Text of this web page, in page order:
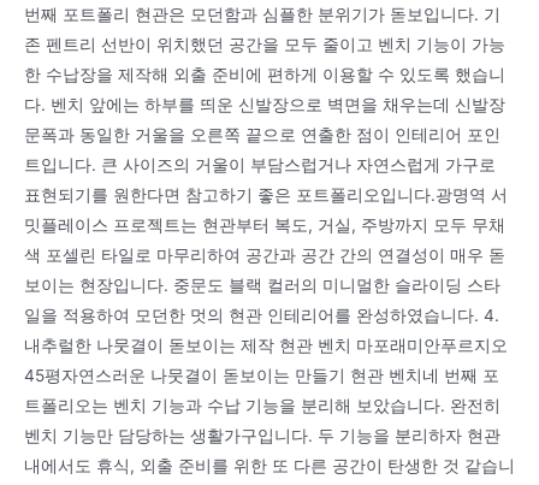
번째 포트폴리 현관은 모던함과 심플한 분위기가 돋보입니다. 기
존 펜트리 선반이 위치했던 공간을 모두 줄이고 벤치 기능이 가능
한 수납장을 제작해 외출 준비에 편하게 이용할 수 있도록 했습니
다. 벤치 앞에는 하부를 띄운 신발장으로 벽면을 채우는데 신발장
문폭과 동일한 거울을 오른쪽 끝으로 연출한 점이 인테리어 포인
트입니다. 큰 사이즈의 거울이 부담스럽거나 자연스럽게 가구로
표현되기를 원한다면 참고하기 좋은 포트폴리오입니다.광명역 서
밋플레이스 프로젝트는 현관부터 복도, 거실, 주방까지 모두 무채
색 포셀린 타일로 마무리하여 공간과 공간 간의 연결성이 매우 돋
보이는 현장입니다. 중문도 블랙 컬러의 미니멀한 슬라이딩 스타
일을 적용하여 모던한 멋의 현관 인테리어를 완성하였습니다. 4.
내추럴한 나뭇결이 돋보이는 제작 현관 벤치 마포래미안푸르지오
45평자연스러운 나뭇결이 돋보이는 만들기 현관 벤치네 번째 포
트폴리오는 벤치 기능과 수납 기능을 분리해 보았습니다. 완전히
벤치 기능만 담당하는 생활가구입니다. 두 기능을 분리하자 현관
내에서도 휴식, 외출 준비를 위한 또 다른 공간이 탄생한 것 같습니